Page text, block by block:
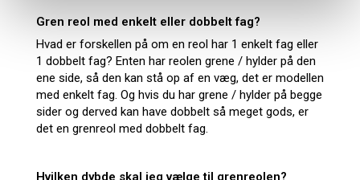
Gren reol med enkelt eller dobbelt fag?
Hvad er forskellen på om en reol har 1 enkelt fag eller
1 dobbelt fag? Enten har reolen grene / hylder på den
ene side, så den kan stå op af en væg, det er modellen
med enkelt fag. Og hvis du har grene / hylder på begge
sider og derved kan have dobbelt så meget gods, er
det en grenreol med dobbelt fag.
Hvilken dybde skal jeg vælge til grenreolen?